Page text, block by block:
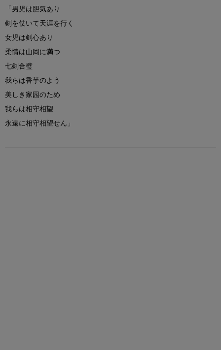
「男児は胆気あり
剣を仗いて天涯を行く
女児は剣心あり
柔情は山岡に満つ
七剣合璧
我らは香芋のよう
美しき家园のため
我らは相守相望
永遠に相守相望せん」